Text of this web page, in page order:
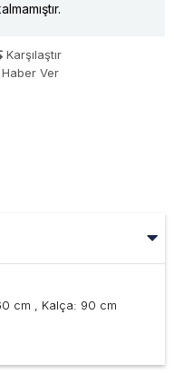
Karşılaştır
Ver
cm , Kalça: 90 cm